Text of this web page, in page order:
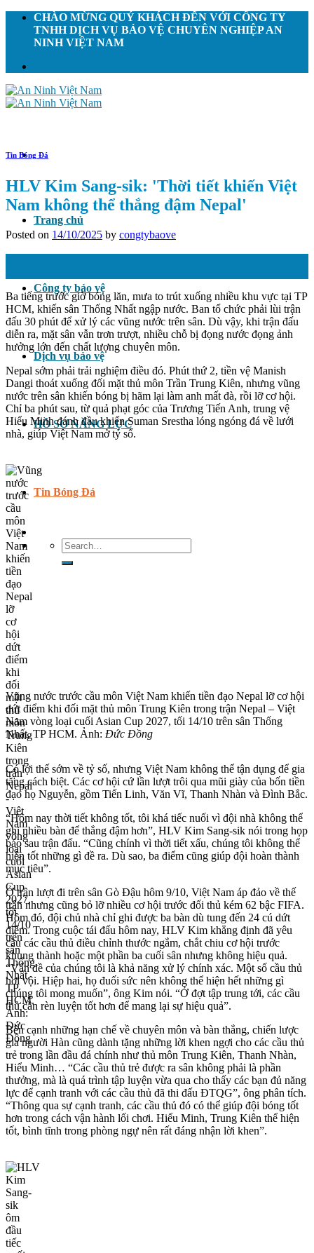
Skip
content
CHÀO MỪNG QUÝ KHÁCH ĐẾN VỚI CÔNG TY
TNHH DỊCH VỤ BẢO VỆ CHUYÊN NGHIỆP AN
NINH VIỆT NAM
Trang chủ
Công ty bảo vệ
Dịch vụ bảo vệ
HỒ SƠ NĂNG LỰC
Tin Bóng Đá
Search
for:
Tin Bóng Đá
HLV Kim Sang-sik: 'Thời tiết khiến Việt
Nam không thể thắng đậm Nepal'
Posted on 14/10/2025 by congtybaove
Ba tiếng trước giờ bóng lăn, mưa to trút xuống nhiều khu vực tại TP
HCM, khiến sân Thống Nhất ngập nước. Ban tổ chức phải lùi trận
đấu 30 phút để xử lý các vũng nước trên sân. Dù vậy, khi trận đấu
diễn ra, mặt sân vẫn trơn trượt, nhiều chỗ bị đọng nước đọng ảnh
hưởng lớn đến chất lượng chuyên môn.
Nepal sớm phải trải nghiệm điều đó. Phút thứ 2, tiền vệ Manish
Dangi thoát xuống đối mặt thủ môn Trần Trung Kiên, nhưng vũng
nước trên sân khiến bóng bị hãm lại làm anh mất đà, rồi lỡ cơ hội.
Chỉ ba phút sau, từ quả phạt góc của Trương Tiến Anh, trung vệ
Hiểu Minh đánh đầu khiến Suman Srestha lóng ngóng đá về lưới
nhà, giúp Việt Nam mở tỷ số.
Vũng nước trước cầu môn Việt Nam khiến tiền đạo Nepal lỡ cơ hội
dứt điểm khi đối mặt thủ môn Trung Kiên trong trận Nepal – Việt
Nam vòng loại cuối Asian Cup 2027, tối 14/10 trên sân Thống
Nhất, TP HCM. Ảnh: Đức Đồng
Có lợi thế sớm về tỷ số, nhưng Việt Nam không thể tận dụng để gia
tăng cách biệt. Các cơ hội cứ lần lượt trôi qua mũi giày của bốn tiền
đạo họ Nguyễn, gồm Tiến Linh, Văn Vĩ, Thanh Nhàn và Đình Bắc.
“Hôm nay thời tiết không tốt, tôi khá tiếc nuối vì đội nhà không thể
ghi nhiều bàn để thắng đậm hơn”, HLV Kim Sang-sik nói trong họp
báo sau trận đấu. “Cũng chính vì thời tiết xấu, chúng tôi không thể
hiện tốt những gì đề ra. Dù sao, ba điểm cũng giúp đội hoàn thành
mục tiêu”.
Ở trận lượt đi trên sân Gò Đậu hôm 9/10, Việt Nam áp đảo về thế
trận nhưng cũng bỏ lỡ nhiều cơ hội trước đối thủ kém 62 bậc FIFA.
Hôm đó, đội chủ nhà chỉ ghi được ba bàn dù tung đến 24 cú dứt
điểm. Trong cuộc tái đấu hôm nay, HLV Kim khẳng định đã yêu
cầu các cầu thủ điều chỉnh thước ngắm, chắt chiu cơ hội trước
khung thành hoặc một phần ba cuối sân nhưng không hiệu quả.
“Vấn đề của chúng tôi là khả năng xử lý chính xác. Một số cầu thủ
hơi vội. Hiệp hai, họ đuối sức nên không thể hiện hết những gì
chúng tôi mong muốn”, ông Kim nói. “Ở đợt tập trung tới, các cầu
thủ cần rèn luyện tốt hơn để mang lại sự hiệu quả”.
Bên cạnh những hạn chế về chuyên môn và bàn thắng, chiến lược
gia người Hàn cũng dành tặng những lời khen ngợi cho các cầu thủ
trẻ trong lần đầu đá chính như thủ môn Trung Kiên, Thanh Nhàn,
Hiểu Minh… “Các cầu thủ trẻ được ra sân không phải là phần
thưởng, mà là quá trình tập luyện vừa qua cho thấy các bạn đủ năng
lực để cạnh tranh với các cầu thủ đã thi đấu ĐTQG”, ông phân tích.
“Thông qua sự cạnh tranh, các cầu thủ đó có thể giúp đội bóng tốt
hơn trong cách vận hành lối chơi. Hiểu Minh, Trung Kiên thể hiện
tốt, bình tĩnh trong phòng ngự nên rất đáng nhận lời khen”.